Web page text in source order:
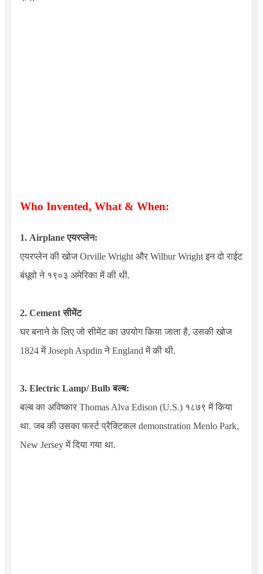
Who Invented, What & When:
1. Airplaneएयरप्लेन:
एयरप्लेन की खोजOrville Wright और Wilbur Wrightइन दो राईट
बंधूवो ने १९०३ अमेरिका में की थी.
2. Cement सीमेंट
घर बनाने के लिए जो सीमेंट का उपयोग किया जाता है, उसकी खोज
1824 मेंJoseph AspdinनेEngland में की थी.
3. Electric Lamp/ Bulbबल्ब:
बल्ब का अविष्कार Thomas Alva Edison (U.S.)१८७९ में किया
था. जब की उसका फर्स्ट प्रैक्टिकल demonstration Menlo Park,
New Jerseyमें दिया गया था.